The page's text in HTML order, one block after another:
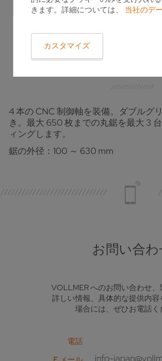
きます。詳細については、 当社のデ
カスタマイズロボットシステ
4 本の CNC 制御軸を装備。ダブルグ
き。最大 650 枚までの丸鋸を最大 3
ィングします。
鋸の外径：100 ～ 630 mm
お問い合わ
VOLLMER へのお問い合わせ
詳しい情報、具体的な提供内容
場合には、ぜひお電話く
電話
info-